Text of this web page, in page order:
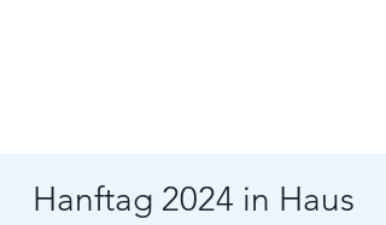
Hanftag 2024 in Haus